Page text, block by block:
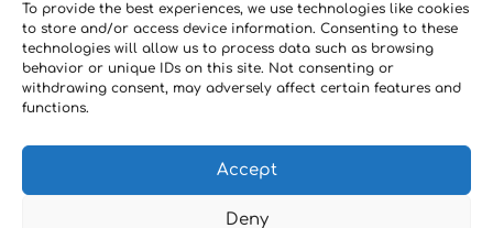
To provide the best experiences, we use technologies like cookies
to store and/or access device information. Consenting to these
technologies will allow us to process data such as browsing
behavior or unique IDs on this site. Not consenting or
withdrawing consent, may adversely affect certain features and
functions.
Accept
Deny
Föstudaga frá kl. 08:00-17:00
Laugardagar frá kl. 11:00-15:00